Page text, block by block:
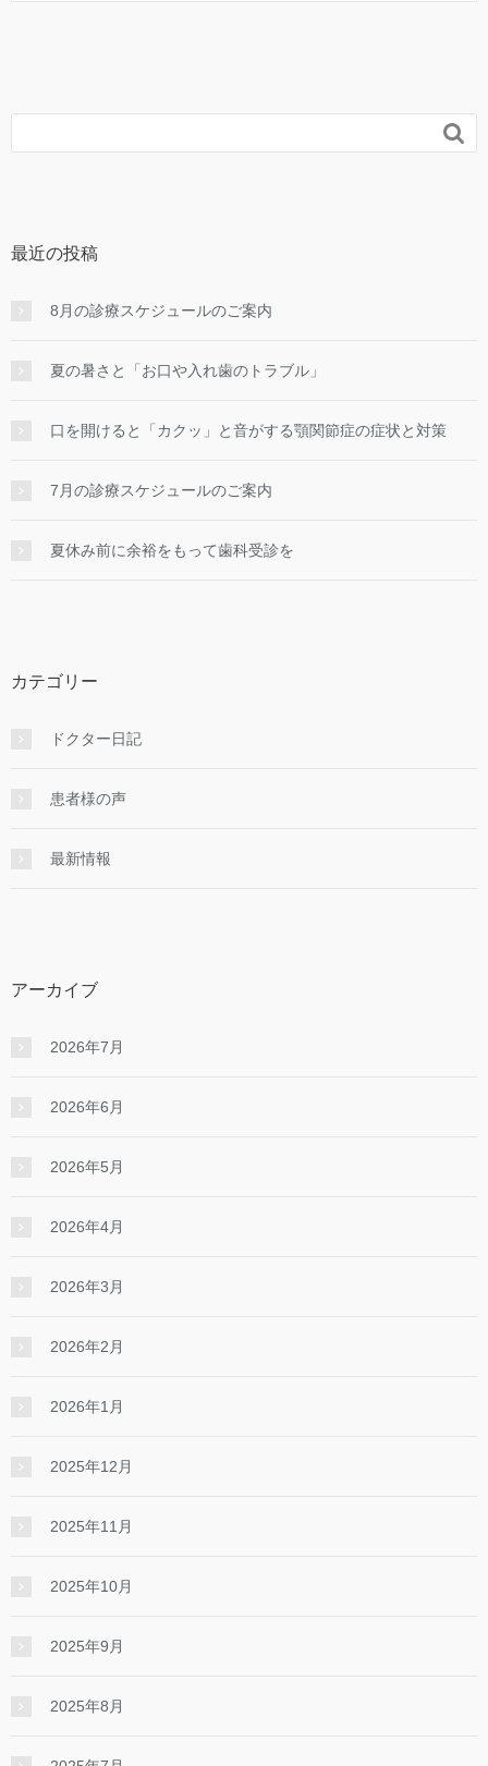

最近の投稿
8月の診療スケジュールのご案内
夏の暑さと「お口や入れ歯のトラブル」
口を開けると「カクッ」と音がする顎関節症の症状と対策
7月の診療スケジュールのご案内
夏休み前に余裕をもって歯科受診を
カテゴリー
ドクター日記
患者様の声
最新情報
アーカイブ
2026年7月
2026年6月
2026年5月
2026年4月
2026年3月
2026年2月
2026年1月
2025年12月
2025年11月
2025年10月
2025年9月
2025年8月